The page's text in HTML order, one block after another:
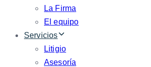
La Firma
El equipo
Servicios
Litigio
Asesoría